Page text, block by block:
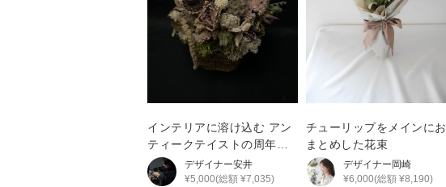
インテリアに溶け込む アン
ティークテイストの周年祝
い花
デザイナー安井
¥5,000(総額 ¥7,035)
チューリップをメインにお
まとめした花束
デザイナー 岡崎
¥6,000(総額 ¥8,190)